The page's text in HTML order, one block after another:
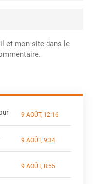
et mon site dans le
9 AOÛT, 12:16
9 AOÛT, 9:34
9 AOÛT, 8:55